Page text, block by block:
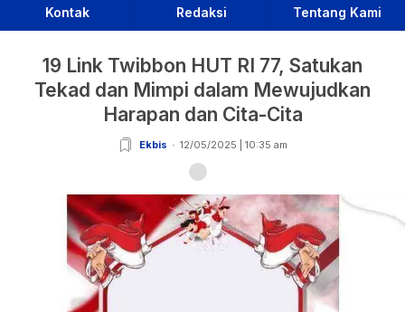
Kontak Redaksi Tentang Kami
19 Link Twibbon HUT RI 77, Satukan
Tekad dan Mimpi dalam Mewujudkan
Harapan dan Cita-Cita
Ekbis 12/05/2025 | 10:35 am